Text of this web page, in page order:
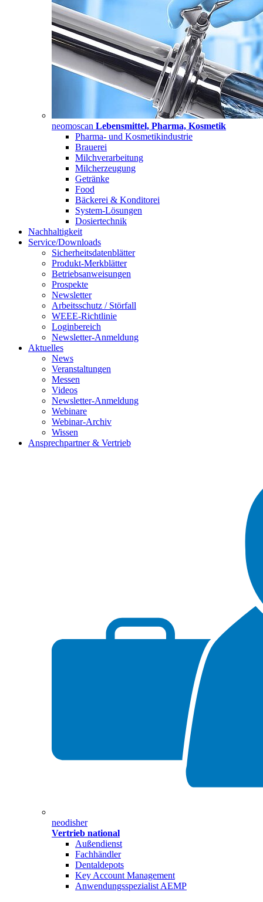
neomoscan Lebensmittel, Pharma, Kosmetik
Pharma- und Kosmetikindustrie
Brauerei
Milchverarbeitung
Milcherzeugung
Getränke
Food
Bäckerei & Konditorei
System-Lösungen
Dosiertechnik
Nachhaltigkeit
Service/Downloads
Sicherheitsdatenblätter
Produkt-Merkblätter
Betriebsanweisungen
Prospekte
Newsletter
Arbeitsschutz / Störfall
WEEE-Richtlinie
Loginbereich
Newsletter-Anmeldung
Aktuelles
News
Veranstaltungen
Messen
Videos
Newsletter-Anmeldung
Webinare
Webinar-Archiv
Wissen
Ansprechpartner & Vertrieb
neodisher
Vertrieb national
Außendienst
Fachhändler
Dentaldepots
Key Account Management
Anwendungsspezialist AEMP